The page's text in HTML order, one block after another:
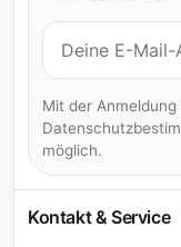
E-Mail-Adresse
Mit der
möglich.
Kontakt & Service